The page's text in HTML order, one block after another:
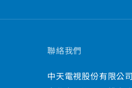
聯絡我們
中天電視股份有限公司